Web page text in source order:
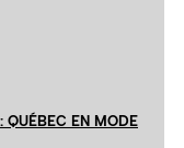
QUÉBEC EN MODE